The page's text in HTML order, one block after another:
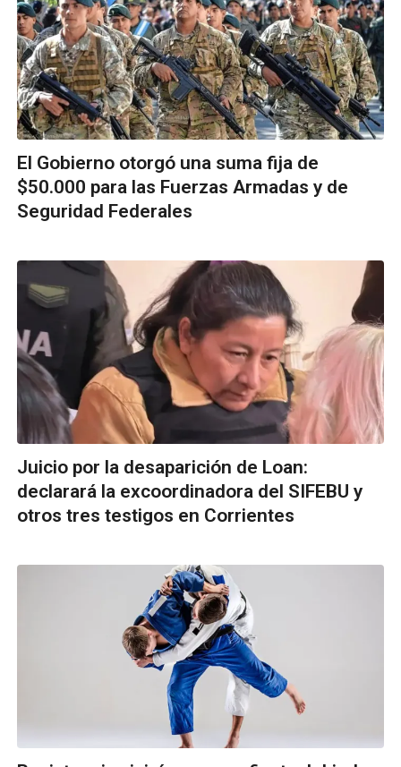
El Gobierno otorgó una suma fija de
$50.000 para las Fuerzas Armadas y de
Seguridad Federales
Juicio por la desaparición de Loan:
declarará la excoordinadora del SIFEBU y
otros tres testigos en Corrientes